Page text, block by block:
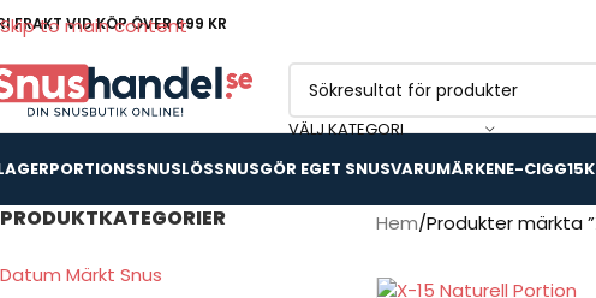
Skip to main content
FRAKT VID KÖP ÖVER 699 KR
VÄLJ KATEGORI
PORTIONSSNUSLÖSSNUSGÖR EGET SNUSVARUMÄRKENE-CIGG
PRODUKTKATEGORIER
Datum Märkt Snus
Hem Produkter märkta